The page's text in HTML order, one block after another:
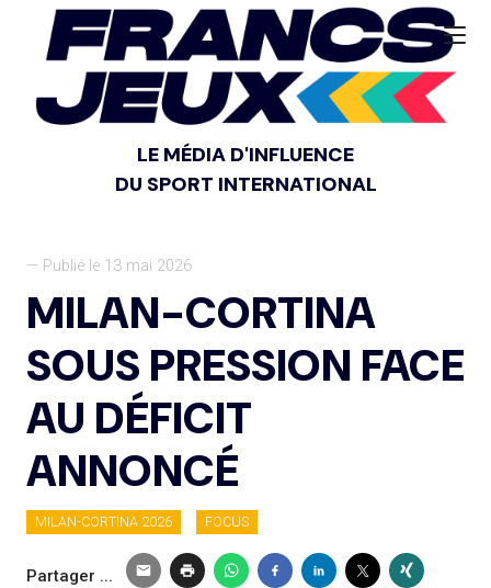
LE MÉDIA D'INFLUENCE
DU SPORT INTERNATIONAL
— Publié le 13 mai 2026
MILAN-CORTINA
SOUS PRESSION FACE
AU DÉFICIT
ANNONCÉ
MILAN-CORTINA 2026 FOCUS
Partager ...